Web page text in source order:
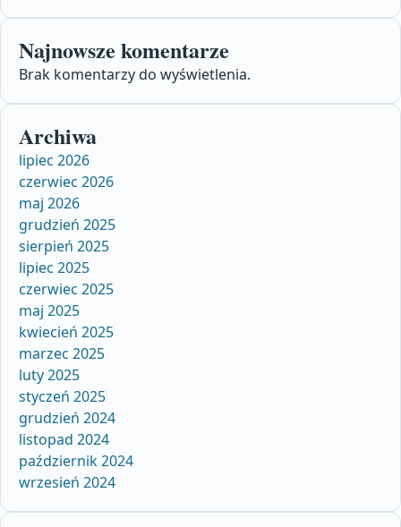
Najnowsze komentarze
Brak komentarzy do wyświetlenia.
Archiwa
lipiec 2026
czerwiec 2026
maj 2026
grudzień 2025
sierpień 2025
lipiec 2025
czerwiec 2025
maj 2025
kwiecień 2025
marzec 2025
luty 2025
styczeń 2025
grudzień 2024
listopad 2024
październik 2024
wrzesień 2024